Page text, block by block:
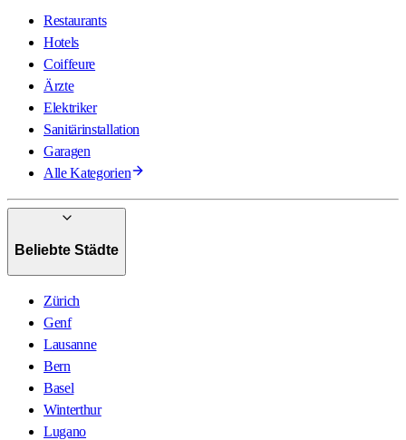
Restaurants
Hotels
Coiffeure
Ärzte
Elektriker
Sanitärinstallation
Garagen
Alle Kategorien
Beliebte Städte
Zürich
Genf
Lausanne
Bern
Basel
Winterthur
Lugano